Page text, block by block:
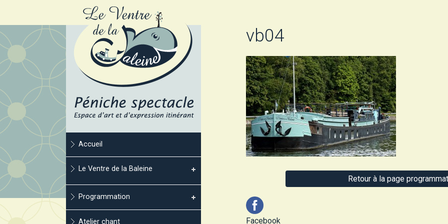
Accueil
Le Ventre de la Baleine
Programmation
Atelier chant
vb04
Retour à la page
Facebook